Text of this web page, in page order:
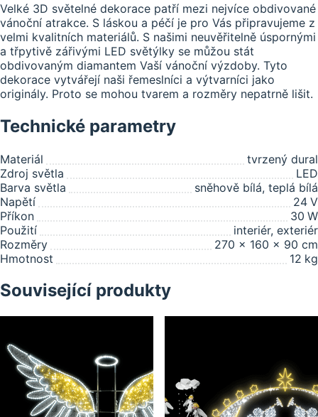
Velké 3D světelné dekorace patří mezi nejvíce obdivované
vánoční atrakce. S láskou a péčí je pro Vás připravujeme z
velmi kvalitních materiálů. S našimi neuvěřitelně úspornými
a třpytivě zářivými LED světýlky se můžou stát
obdivovaným diamantem Vaší vánoční výzdoby. Tyto
dekorace vytvářejí naši řemeslníci a výtvarníci jako
originály. Proto se mohou tvarem a rozměry nepatrně lišit.
Technické parametry
Materiál
tvrzený dural
Zdroj světla
LED
Barva světla
sněhově bílá, teplá bílá
Napětí
24 V
Příkon
30 W
Použití
interiér, exteriér
Rozměry
270 x 160 x 90 cm
Hmotnost
12 kg
Související produkty